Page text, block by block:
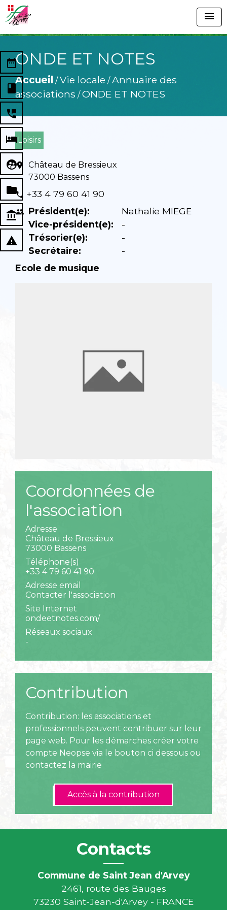
menu
ONDE ET NOTES
Accueil /Vie locale /Annuaire des
associations /ONDE ET NOTES
date_range
book
perm_phone_msg
local_hotel
supervised_user_circle
folder
account_balance
report_problem
Loisirs
location_on
Château de Bressieux
73000 Bassens
phone +33 4 79 60 41 90
people Président(e):
Vice-président(e):
Trésorier(e):
Secrétaire:
Nathalie MIEGE
-
-
-
Ecole de musique
Coordonnées de
l'association
Adresse
Château de Bressieux
73000 Bassens
Téléphone(s)
+33 4 79 60 41 90
Adresse email
Contacter l'association
Site Internet
ondeetnotes.com/
Réseaux sociaux
-
Contribution
Contribution: les associations et
professionnels peuvent contribuer sur leur
page web. Pour les démarches créer votre
compte Neopse via le bouton ci dessous ou
contactez la mairie
Accès à la contribution
Contacts
Commune de Saint Jean d'Arvey
2461, route des Bauges
73230 Saint-Jean-d'Arvey - FRANCE